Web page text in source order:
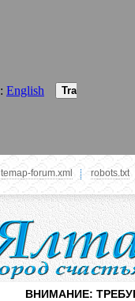
просматривать данное
войдите на сайт под своим
Это
всеми функциями
forum.xml robots.txt
ТРЕБУЮТСЯ ЛЮДИ